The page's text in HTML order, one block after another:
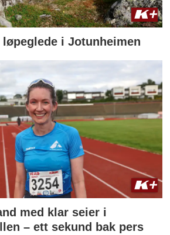
i Jotunheimen
med klar seier i
– ett sekund bak pers